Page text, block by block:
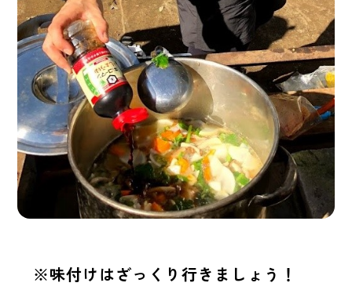
※味付けはざっくり行きましょう！